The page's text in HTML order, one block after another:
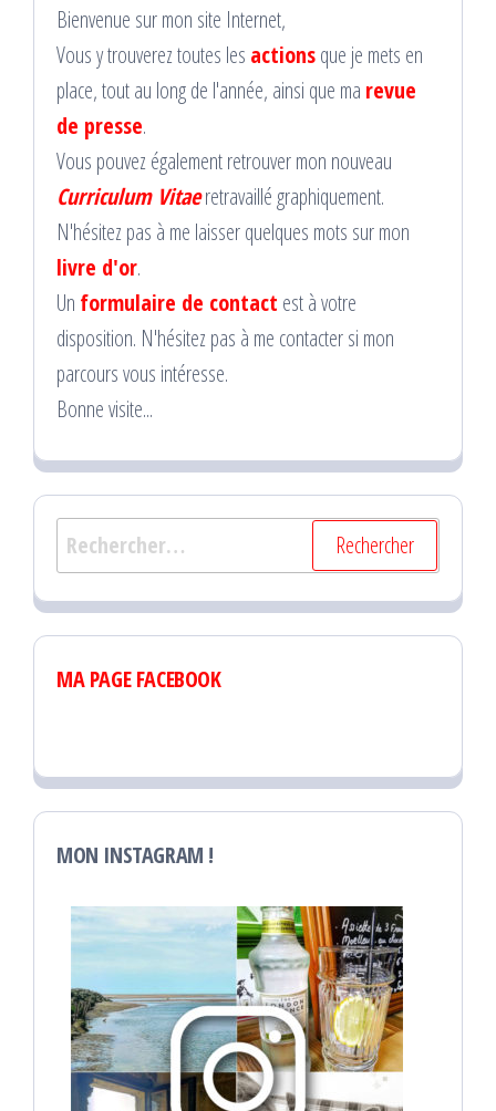
Bienvenue sur mon site Internet,
Vous y trouverez toutes les actionsque je mets en
place, tout au long de l'année, ainsi que ma revue
de presse.
Vous pouvez également retrouver mon nouveau
Curriculum Vitaeretravaillé graphiquement.
N'hésitez pas à me laisser quelques mots sur mon
livre d'or.
Un formulaire de contact est à votre
disposition. N'hésitez pas à me contacter si mon
parcours vous intéresse.
Bonne visite...
Rechercher :
MA PAGE FACEBOOK
MON INSTAGRAM !